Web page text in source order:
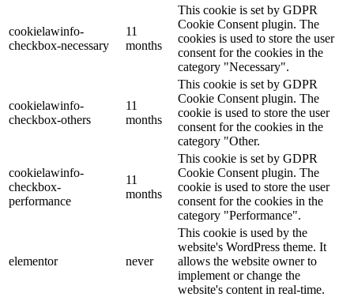
cookielawinfo-
checkbox-necessary
11
months
This cookie is set by GDPR
Cookie Consent plugin. The
cookies is used to store the user
consent for the cookies in the
category "Necessary".
cookielawinfo-
checkbox-others
11
months
This cookie is set by GDPR
Cookie Consent plugin. The
cookie is used to store the user
consent for the cookies in the
category "Other.
cookielawinfo-
checkbox-
performance
11
months
This cookie is set by GDPR
Cookie Consent plugin. The
cookie is used to store the user
consent for the cookies in the
category "Performance".
elementor never
This cookie is used by the
website's WordPress theme. It
allows the website owner to
implement or change the
website's content in real-time.